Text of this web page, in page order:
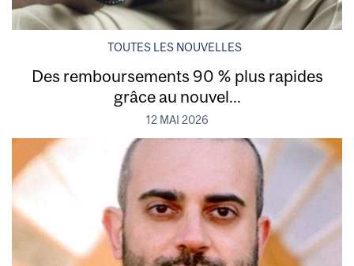
TOUTES LES NOUVELLES
Des remboursements 90 % plus rapides
grâce au nouvel...
12 MAI 2026